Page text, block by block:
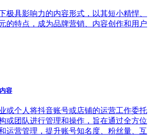
极具影响力的内容形式，以其短小精悍、
的特点，成为品牌营销、内容创作和用户
容
或个人将抖音账号或店铺的运营工作委托
或团队进行管理和操作，旨在通过全方位
运营管理，提升账号知名度、粉丝量、互